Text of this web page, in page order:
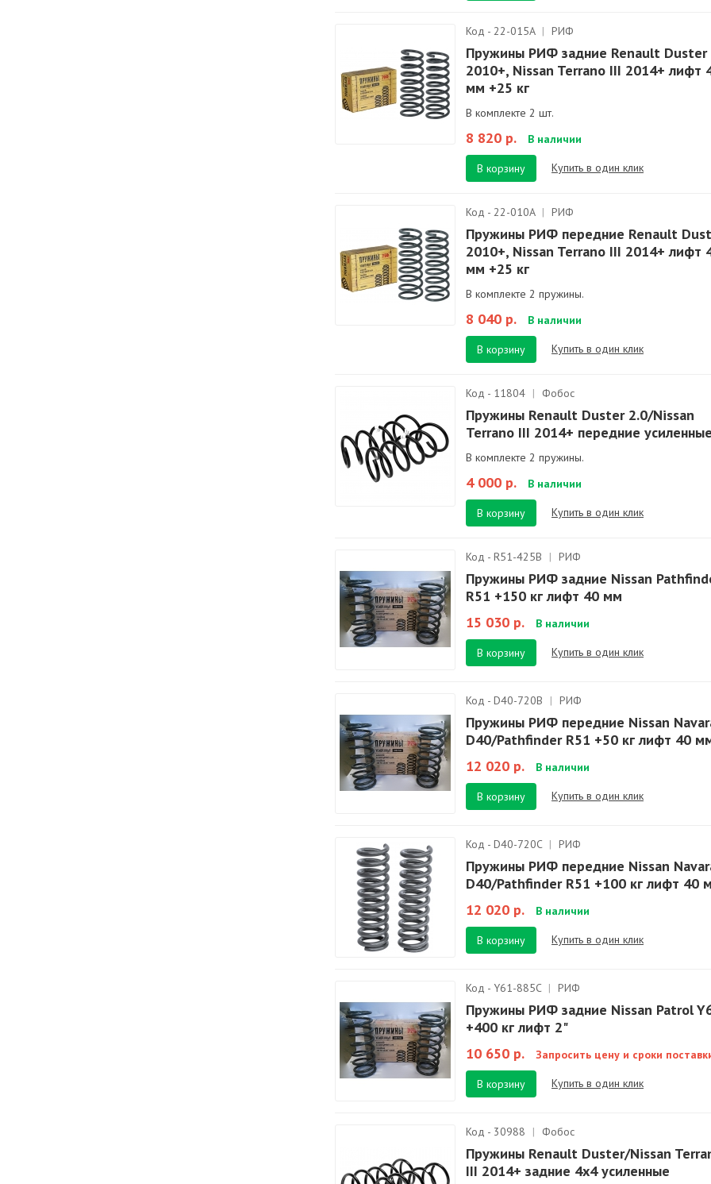
Код - 22-015A | РИФ
Пружины РИФ задние Renault Duster
2010+, Nissan Terrano III 2014+ лифт
мм +25 кг
В комплекте 2 шт.
8 820 р. В наличии
В корзину Купить в один клик
Код - 22-010A | РИФ
Пружины РИФ передние Renault
2010+, Nissan Terrano III 2014+ лифт
мм +25 кг
В комплекте 2 пружины.
8 040 р. В наличии
В корзину Купить в один клик
Код - 11804 | Фобос
Пружины Renault Duster 2.0/Nissan
Terrano III 2014+ передние усиленные
В комплекте 2 пружины.
4 000 р. В наличии
В корзину Купить в один клик
Код - R51-425B | РИФ
Пружины РИФ задние Nissan
R51 +150 кг лифт 40 мм
15 030 р.
В наличии
В корзину Купить в один клик
Код - D40-720B | РИФ
Пружины РИФ передние Nissan
D40/Pathfinder R51 +50 кг лифт 40
12 020 р.
В наличии
В корзину Купить в один клик
Код - D40-720C | РИФ
Пружины РИФ передние Nissan
D40/Pathfinder R51 +100 кг лифт 40
12 020 р.
В наличии
В корзину Купить в один клик
Код - Y61-885C | РИФ
Пружины РИФ задние Nissan Patrol
+400 кг лифт 2"
10 650 р.
Запросить цену и сроки
В корзину Купить в один клик
Код - 30988 | Фобос
Пружины Renault Duster/Nissan
III 2014+ задние 4х4 усиленные